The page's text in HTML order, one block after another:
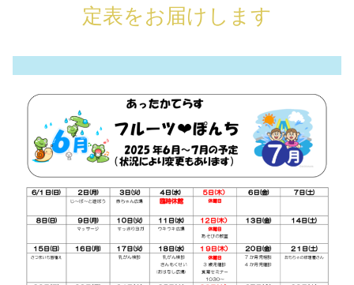
予
県・
高
町
子
育
て
支
援
設）
へ
の
定表をお届けします